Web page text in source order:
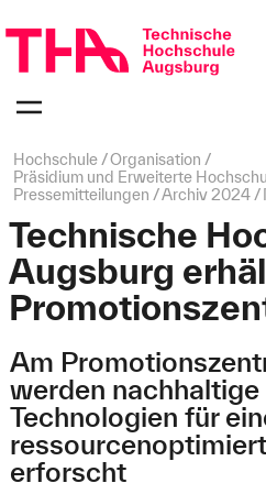
überspringen
bestätigen
des
Menüs
Seitenpfad:
Hochschule
Organisation
Präsidium und Erweiterte
Pressemitteilungen
Archiv 2024
Technische
Augsburg
Am
werden
Technologien für
erforscht